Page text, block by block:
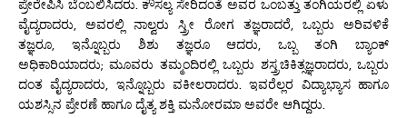
ಪ್ರೇರೇಪಿಸಿ ಬೆಂಬಲಿಸಿದರು. ಕೌಸಲ್ಯ ಸೇರಿದಂತೆ ಅವರ ಒಂಬತ್ತು ತಂಗಿಯರಲ್ಲಿ ಏಳು
ವೈದ್ಯರಾದರು, ಅವರಲ್ಲಿ ನಾಲ್ವರು ಸ್ತ್ರೀ ರೋಗ ತಜ್ಞರಾದರೆ, ಒಬ್ಬರು ಅರಿವಳಿಕೆ
ತಜ್ಞರೂ, ಇನ್ನೊಬ್ಬರು ಶಿಶು ತಜ್ಞರೂ ಆದರು, ಒಬ್ಬ ತಂಗಿ ಬ್ಯಾಂಕ್
ಅಧಿಕಾರಿಯಾದರು; ಮೂವರು ತಮ್ಮಂದಿರಲ್ಲಿ ಒಬ್ಬರು ಶಸ್ತ್ರಚಿಕಿತ್ಸಜ್ಞರಾದರು, ಒಬ್ಬರು
ದಂತ ವೈದ್ಯರಾದರು, ಇನ್ನೊಬ್ಬರು ವಕೀಲರಾದರು. ಇವರೆಲ್ಲರ ವಿದ್ಯಾಭ್ಯಾಸ ಹಾಗೂ
ಯಶಸ್ಸಿನ ಪ್ರೇರಣೆ ಹಾಗೂ ದೈತ್ಯ ಶಕ್ತಿ ಮನೋರಮಾ ಅವರೇ ಆಗಿದ್ದರು.